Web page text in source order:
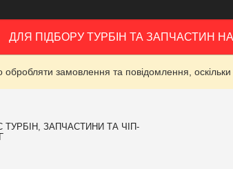
ДЛЯ ПІДБОРУ ТУРБІН ТА ЗАПЧАСТИН
замовлення та повідомлення,
ТУРБІН, ЗАПЧАСТИНИ ТА ЧІП-